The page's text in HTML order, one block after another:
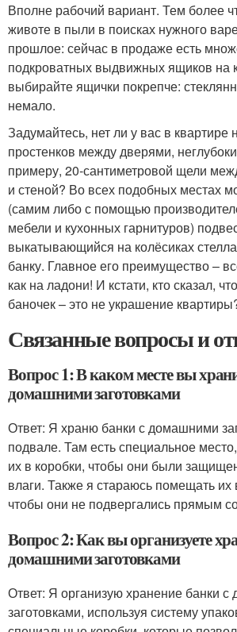
Вполне рабочий вариант. Тем более
животе в пыли в поисках нужного
прошлое: сейчас в продаже есть
подкроватных выдвижных ящиков на
выбирайте ящички покрепче:
немало.
Задумайтесь, нет ли у вас в квартире
простенков между дверями,
примеру, 20‑сантиметровой щели
и стеной? Во всех подобных местах
(самим либо с помощью
мебели и кухонных гарнитуров)
выкатывающийся на колёсиках
банку. Главное его преимущество –
как на ладони! И кстати, кто сказал,
баночек – это не украшение
Связанные вопросы и
Вопрос 1: В каком месте вы
домашними заготовками
Ответ: Я храню банки с домашними
подвале. Там есть специальное
их в коробки, чтобы они были
влаги. Также я стараюсь помещать
чтобы они не подвергались прямым
Вопрос 2: Как вы организуете
домашними заготовками
Ответ: Я организую хранение банки
заготовками, используя систему